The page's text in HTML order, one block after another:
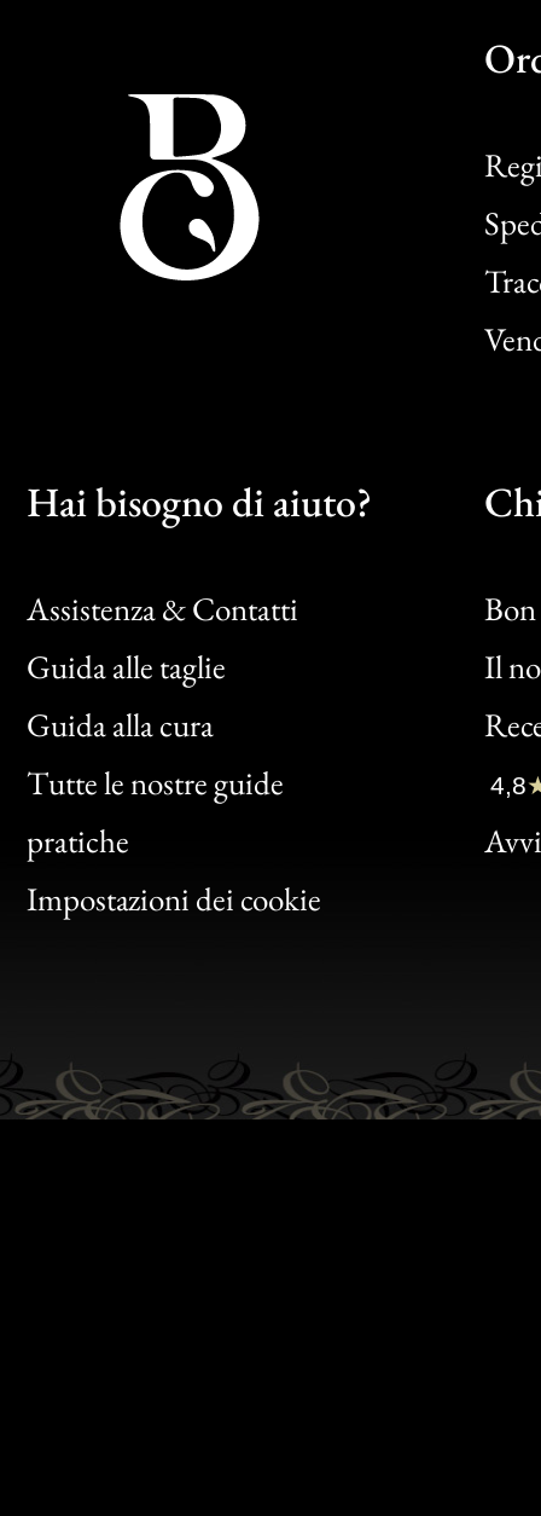
Hai bisogno di aiuto?
Assistenza & Contatti
Guida alle taglie
Guida alla cura
Tutte le nostre guide
pratiche
Impostazioni dei cookie
Il
Bon
Clic
Bon
4,8